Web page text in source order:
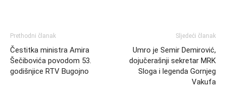
Prethodni članak
Čestitka ministra Amira
Šečibovića povodom 53.
godišnjice RTV Bugojno
Sljedeći članak
Umro je Semir Demirović,
dojučerašnji sekretar MRK
Sloga i legenda Gornjeg
Vakufa